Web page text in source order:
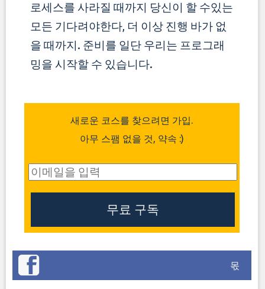
로세스를 사라질 때까지 당신이 할 수있는
모든 기다려야한다, 더 이상 진행 바가 없
을 때까지. 준비를 일단 우리는 프로그래
밍을 시작할 수 있습니다.
새로운 코스를 찾으려면 가입.
아무 스팸 없을 것, 약속 :)
몫